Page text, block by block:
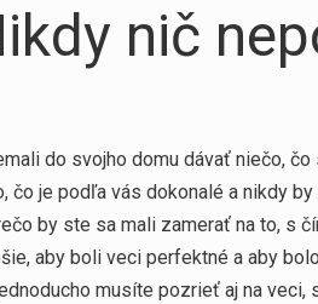
nič
do svojho domu dávať niečo,
čo je podľa vás dokonalé a nikdy
by ste sa mali zamerať na to, s
aby boli veci perfektné a aby
musíte pozrieť aj na veci,